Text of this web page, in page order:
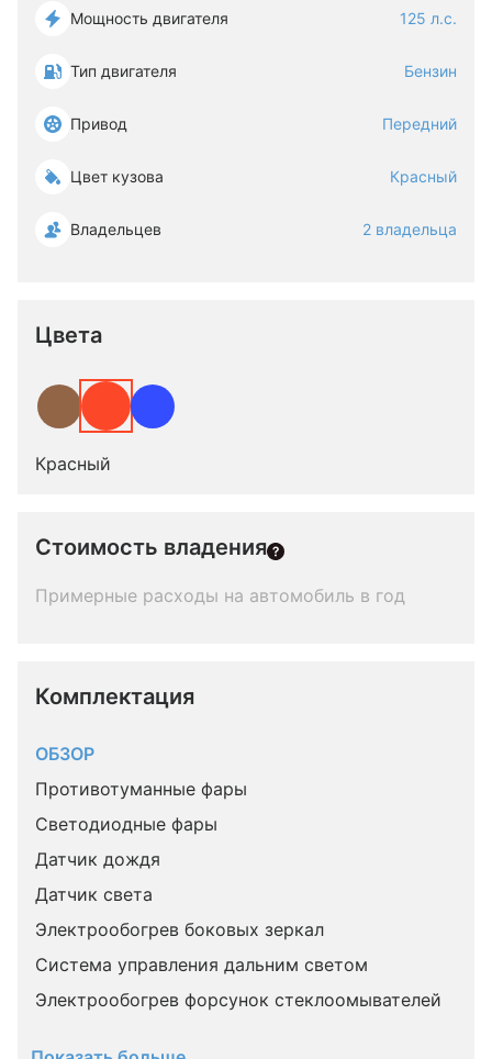
Мощность двигателя 125 л.с.
Тип двигателя Бензин
Привод Передний
Цвет кузова Красный
Владельцев 2 владельца
Цвета
Красный
Стоимость владения
Примерные расходы на автомобиль в год
Комплектация
ОБЗОР
Противотуманные фары
Светодиодные фары
Датчик дождя
Датчик света
Электрообогрев боковых зеркал
Система управления дальним светом
Электрообогрев форсунок стеклоомывателей